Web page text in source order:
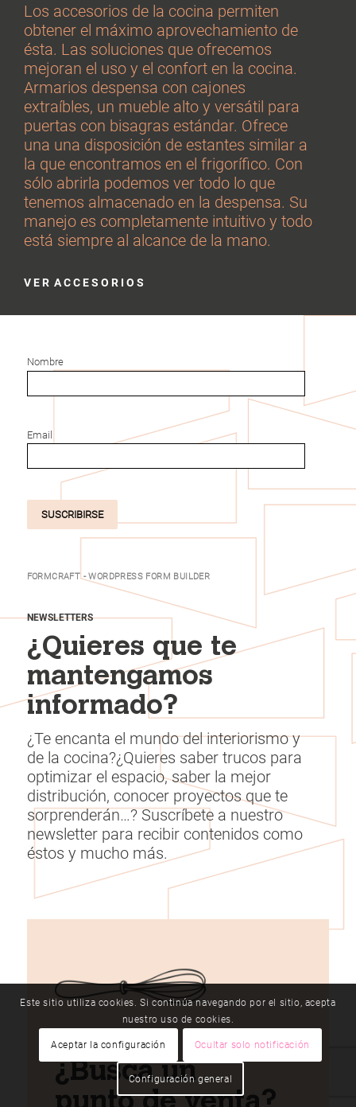
Los accesorios de la cocina permiten
obtener el máximo aprovechamiento de
ésta. Las soluciones que ofrecemos
mejoran el uso y el confort en la cocina.
Armarios despensa con cajones
extraíbles, un mueble alto y versátil para
puertas con bisagras estándar. Ofrece
una una disposición de estantes similar a
la que encontramos en el frigorífico. Con
sólo abrirla podemos ver todo lo que
tenemos almacenado en la despensa. Su
manejo es completamente intuitivo y todo
está siempre al alcance de la mano.
V E R A C C E S O R I O S
Nombre
Email
SUSCRIBIRSE
FORMCRAFT - WORDPRESS FORM BUILDER
NEWSLETTERS
¿Quieres que te
mantengamos
informado?
¿Te encanta el mundo del interiorismo y
de la cocina?¿Quieres saber trucos para
optimizar el espacio, saber la mejor
distribución, conocer proyectos que te
sorprenderán…? Suscríbete a nuestro
newsletter para recibir contenidos como
éstos y mucho más.
NUESTRAS EXPOSICIONES
¿Busca un
Este sitio utiliza cookies. Si continúa navegando por el sitio, acepta
nuestro uso de cookies.
Aceptar la configuración Ocultar solo notificación
Configuración general